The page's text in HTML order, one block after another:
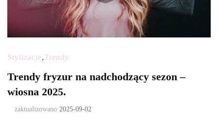
Stylizacje,Trendy
Trendy fryzur na nadchodzący sezon –
wiosna 2025.
zaktualizowano 2025-09-02